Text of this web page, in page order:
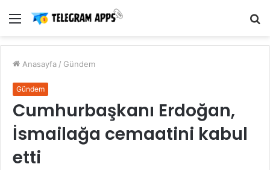
Menü
Anasayfa / Gündem
Gündem
Cumhurbaşkanı Erdoğan,
İsmailağa cemaatini kabul
etti